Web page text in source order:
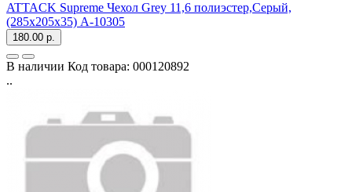
ATTACK Supreme Чехол Grey 11,6 полиэстер,Серый,
(285x205x35) A-10305
180.00 р.
В наличии Код товара: 000120892
..